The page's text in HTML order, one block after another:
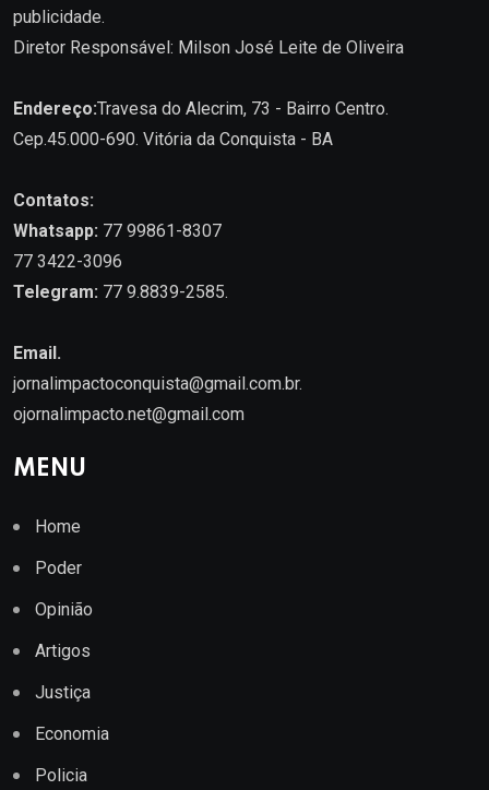
publicidade.
Diretor Responsável: Milson José Leite de Oliveira
Endereço:Travesa do Alecrim, 73 - Bairro Centro.
Cep.45.000-690. Vitória da Conquista - BA
Contatos:
Whatsapp: 77 99861-8307
77 3422-3096
Telegram: 77 9.8839-2585.
Email.
jornalimpactoconquista@gmail.com.br.
ojornalimpacto.net@gmail.com
MENU
Home
Poder
Opinião
Artigos
Justiça
Economia
Policia